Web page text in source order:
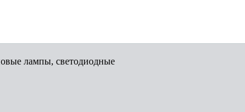
лампы, светодиодные